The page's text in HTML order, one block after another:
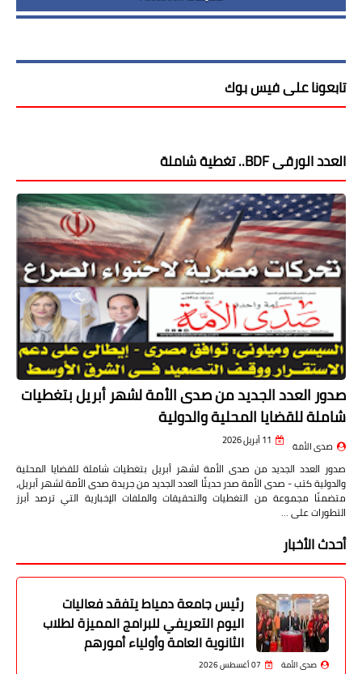
تابعونا على فيس بوك
العدد الورقى BDF.. تغطية شاملة
صدور العدد الجديد من صدى الأمة لشهر أبريل بتغطيات
شاملة للقضايا المحلية والدولية
صدى الأمة 11 أبريل 2026
صدور العدد الجديد من صدى الأمة لشهر أبريل بتغطيات شاملة للقضايا المحلية
والدولية كتب - صدى الأمة صدر حديثًا العدد الجديد من جريدة صدى الأمة لشهر أبريل،
متضمنًا مجموعة من التغطيات والتحقيقات والملفات الإخبارية التي ترصد أبرز
التطورات على …
أحدث الأخبار
رئيس جامعة دمياط يتفقد فعاليات
اليوم التعريفي للبرامج المميزة لطلاب
الثانوية العامة وأولياء أمورهم
صدى الأمة 07 أغسطس 2026